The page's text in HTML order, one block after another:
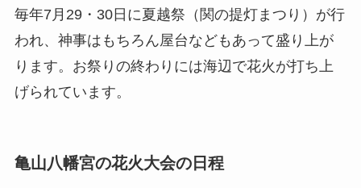
毎年7月29・30日に夏越祭（関の提灯まつり）が行
われ、神事はもちろん屋台などもあって盛り上が
ります。お祭りの終わりには海辺で花火が打ち上
げられています。
亀山八幡宮の花火大会の日程